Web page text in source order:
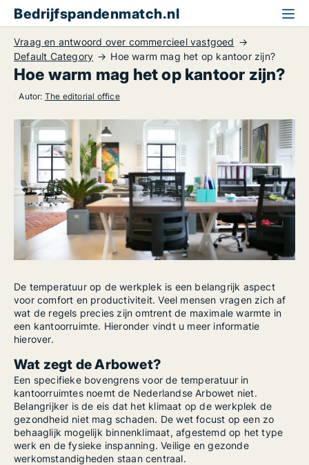
Bedrijfspandenmatch.nl
Vraag en antwoord over commercieel vastgoed
Default Category
Hoe warm mag het op kantoor zijn?
Hoe warm mag het op kantoor zijn?
Autor: The editorial office
De temperatuur op de werkplek is een belangrijk aspect
voor comfort en productiviteit. Veel mensen vragen zich af
wat de regels precies zijn omtrent de maximale warmte in
een kantoorruimte. Hieronder vindt u meer informatie
hierover.
Wat zegt de Arbowet?
Een specifieke bovengrens voor de temperatuur in
kantoorruimtes noemt de Nederlandse Arbowet niet.
Belangrijker is de eis dat het klimaat op de werkplek de
gezondheid niet mag schaden. De wet focust op een zo
behaaglijk mogelijk binnenklimaat, afgestemd op het type
werk en de fysieke inspanning. Veilige en gezonde
werkomstandigheden staan centraal.